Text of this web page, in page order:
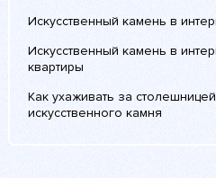
Искусственный камень в
Искусственный камень в
квартиры
Как ухаживать за
искусственного камня